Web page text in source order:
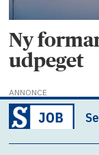
Ny
udpeget
ANNONCE